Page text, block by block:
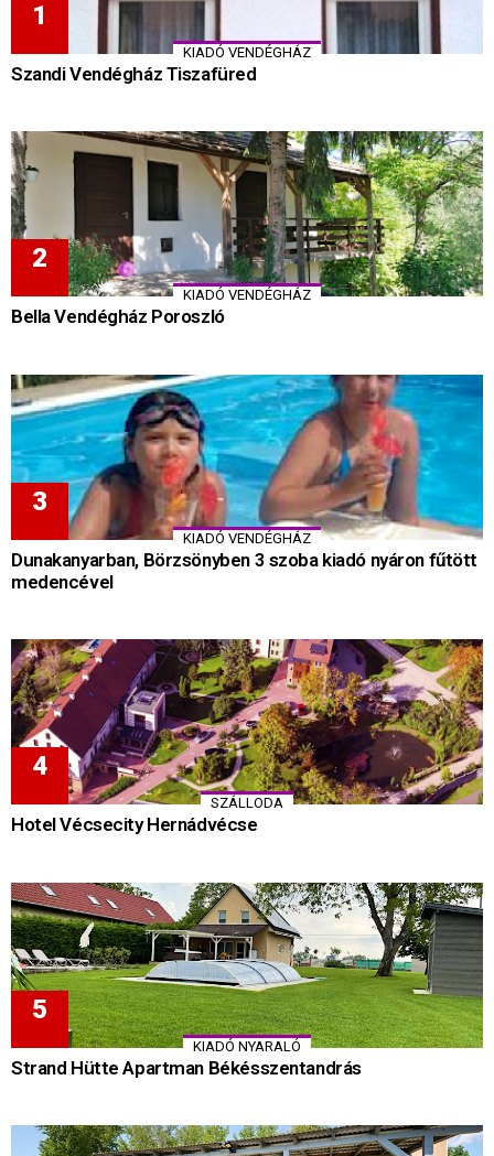
KIADÓ VENDÉGHÁZ
Szandi Vendégház Tiszafüred
KIADÓ VENDÉGHÁZ
Bella Vendégház Poroszló
KIADÓ VENDÉGHÁZ
Dunakanyarban, Börzsönyben 3 szoba kiadó nyáron fűtött
medencével
SZÁLLODA
Hotel Vécsecity Hernádvécse
KIADÓ NYARALÓ
Strand Hütte Apartman Békésszentandrás